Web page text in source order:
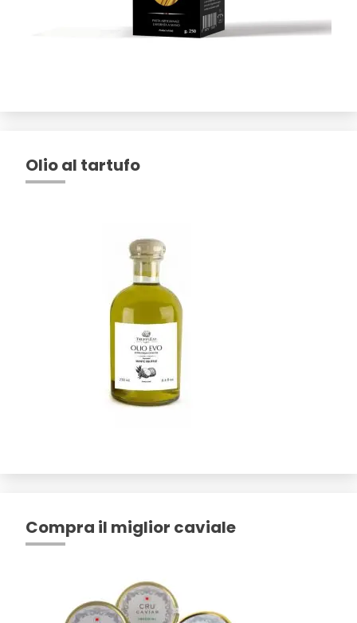
Olio al tartufo
Compra il miglior caviale